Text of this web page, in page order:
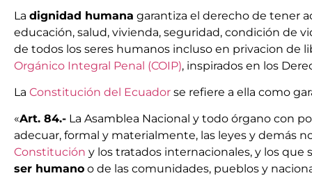
La dignidad humana garantiza el derecho de tener
educación, salud, vivienda, seguridad, condición de
de todos los seres humanos incluso en privacion de
Orgánico Integral Penal (COIP), inspirados en los
La Constitución del Ecuador se refiere a ella como
«Art. 84.- La Asamblea Nacional y todo órgano con
adecuar, formal y materialmente, las leyes y demás
Constitución y los tratados internacionales, y los que
ser humano o de las comunidades, pueblos y